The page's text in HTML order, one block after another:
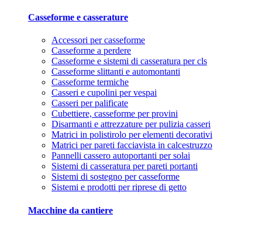
Casseforme e casserature
Accessori per casseforme
Casseforme a perdere
Casseforme e sistemi di casseratura per cls
Casseforme slittanti e automontanti
Casseforme termiche
Casseri e cupolini per vespai
Casseri per palificate
Cubettiere, casseforme per provini
Disarmanti e attrezzature per pulizia casseri
Matrici in polistirolo per elementi decorativi
Matrici per pareti facciavista in calcestruzzo
Pannelli cassero autoportanti per solai
Sistemi di casseratura per pareti portanti
Sistemi di sostegno per casseforme
Sistemi e prodotti per riprese di getto
Macchine da cantiere